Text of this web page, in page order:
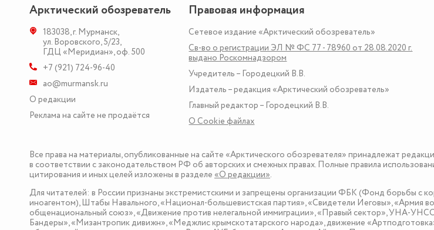
Арктический обозреватель
183038,г. Мурманск,
ул. Воровского, 5/23,
ГДЦ «Меридиан», оф. 500
+7 (921) 724-96-40
ao@murmansk.ru
О редакции
Реклама на сайте не продаётся
Правовая информация
Сетевое издание «Арктический обозреватель»
Св-во о регистрации ЭЛ № ФС 77 - 78960 от 28.08.2020 г.
выдано Роскомнадзором
Учредитель – Городецкий В.В.
Издатель – редакция «Арктический обозреватель»
Главный редактор – Городецкий В.В.
О Сookie файлах
Все права на материалы, опубликованные на сайте «Арктического обозревателя» принадлежат
в соответствии с законодательством РФ об авторских и смежных правах. Полные правила
цитирования и иных целей изложены в разделе «О редакции».
Для читателей: в России признаны экстремистскими и запрещены организации ФБК (Фонд борьбы с
иноагентом), Штабы Навального, «Национал-большевистская партия», «Свидетели Иеговы», «Армия
общенациональный союз», «Движение против нелегальной иммиграции», «Правый сектор», УНА-
Бандеры», «Мизантропик дивижн», «Меджлис крымскотатарского народа», движение